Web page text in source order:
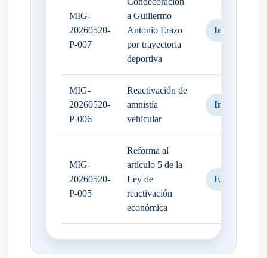
MIG-
20260520-
P-007
a Guillermo
Antonio Erazo
por trayectoria
deportiva
Iniciativa
MIG-
20260520-
P-006
Reactivación de
amnistía
vehicular
Iniciativa
MIG-
20260520-
P-005
Reforma al
artículo 5 de la
Ley de
reactivación
económica
EnComision